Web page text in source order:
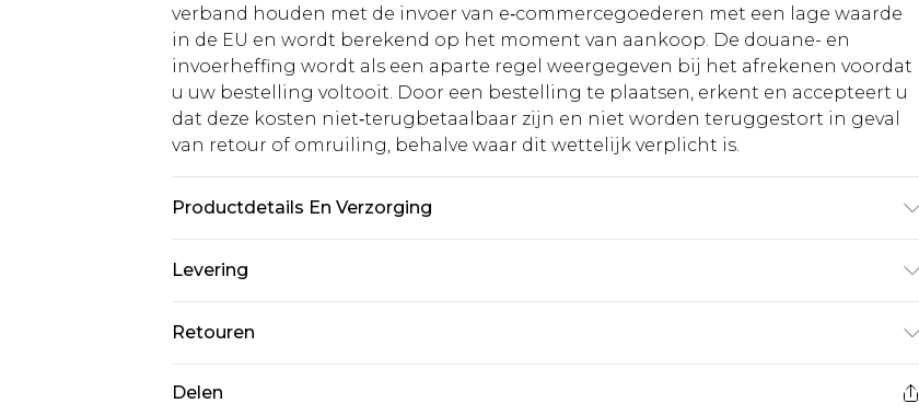
verband houden met de invoer van e‑commercegoederen met een lage waarde
in de EU en wordt berekend op het moment van aankoop. De douane- en
invoerheffing wordt als een aparte regel weergegeven bij het afrekenen voordat
u uw bestelling voltooit. Door een bestelling te plaatsen, erkent en accepteert u
dat deze kosten niet‑terugbetaalbaar zijn en niet worden teruggestort in geval
van retour of omruiling, behalve waar dit wettelijk verplicht is.
Productdetails En Verzorging
Levering
Standaardlevering Nederland
€5.99
Expressdienst Nederland
€14.99
Retouren
Delen